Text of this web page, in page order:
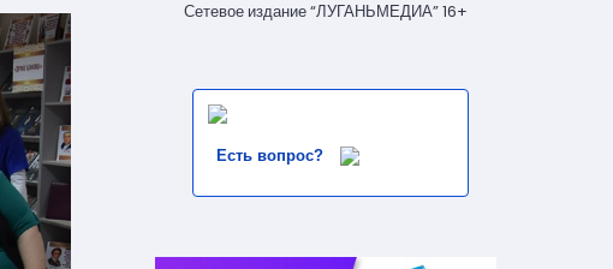
Сетевое издание “ЛУГАНЬМЕДИА” 16+
Есть вопрос?